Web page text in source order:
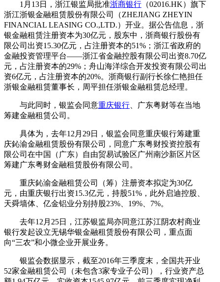
1月13日，浙江银监局批准浙商银行 （02016.HK）旗下
浙江浙银金融租赁股份有限公司（ZHEJIANG ZHEYIN
FINANCIAL LEASING CO.,LTD.）开业。据公告信息，浙
银金融租赁注册资本为30亿元，股东中，浙商银行股份有
限公司出资15.30亿元，占注册资本的51%；浙江省政府的
金融投资管理平台——浙江省金融控股有限公司出资8.70亿
元，占注册资本的29%；舟山海洋综合开发投资有限公司出
资6亿元，占注册资本的20%。浙商银行副行长徐仁艳担任
浙银金融租赁董事长，周平担任浙银金融租赁总经理。
与此同时，银监会同意重庆银行 、广东粤财等在当地
筹建金融租赁公司。
具体为，去年12月29日，银监会同意重庆银行筹建重
庆鈊渝金融租赁股份有限公司，同意广东粤财投资控股有
限公司在中国（广东）自由贸易试验区广州南沙新区片区
筹建广东粤财金融租赁股份有限公司。
重庆鈊渝金融租赁公司（筹）注册资本拟定为30亿
元，由重庆银行出资15.3亿元，持股51%，此外启迪控股、
天舜墙体、亿金铝业分别持股23%、19%、7%。
去年12月25日，江苏银监局亦同意江苏江阴农村商业
银行发起设立无锡华银金融租赁股份有限公司，重点面
向“三农”和小微企业开展业务。
银监会数据显示，截至2016年三季度末，全国共开业
52家金融租赁公司（未包含3家专业子公司），行业资产总